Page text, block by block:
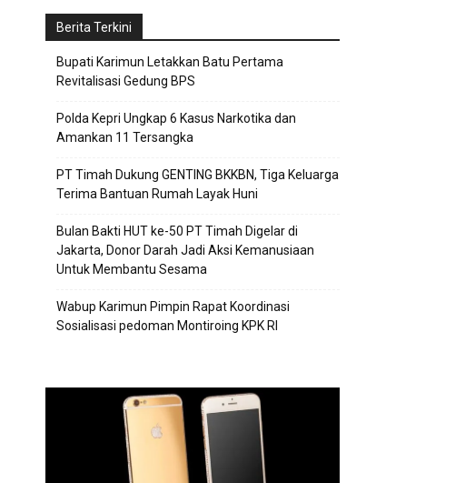
Berita Terkini
Bupati Karimun Letakkan Batu Pertama
Revitalisasi Gedung BPS
Polda Kepri Ungkap 6 Kasus Narkotika dan
Amankan 11 Tersangka
PT Timah Dukung GENTING BKKBN, Tiga Keluarga
Terima Bantuan Rumah Layak Huni
Bulan Bakti HUT ke-50 PT Timah Digelar di
Jakarta, Donor Darah Jadi Aksi Kemanusiaan
Untuk Membantu Sesama
Wabup Karimun Pimpin Rapat Koordinasi
Sosialisasi pedoman Montiroing KPK RI